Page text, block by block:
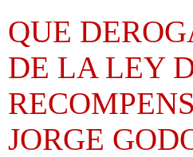
QUE
DE LA LEY
JORGE